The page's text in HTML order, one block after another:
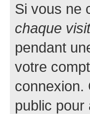
Si vous ne
chaque
pendant
votre
connexion.
public